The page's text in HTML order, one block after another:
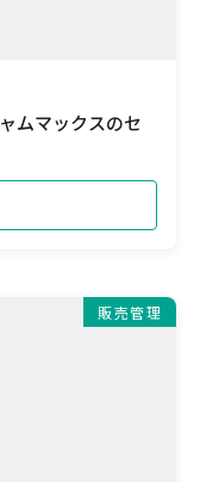
ムマックスのセ
販売管理